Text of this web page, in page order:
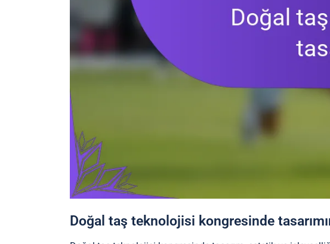
Doğal taş teknolojisi kongresinde